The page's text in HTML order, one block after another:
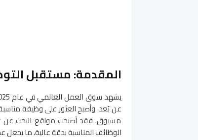
المقدمة: مستقبل
عن بُعد. وأصبح العثور على وظيفة
مسبوق. فقد أصبحت مواقع البحث عن
الوظائف المناسبة بدقة عالية، ما